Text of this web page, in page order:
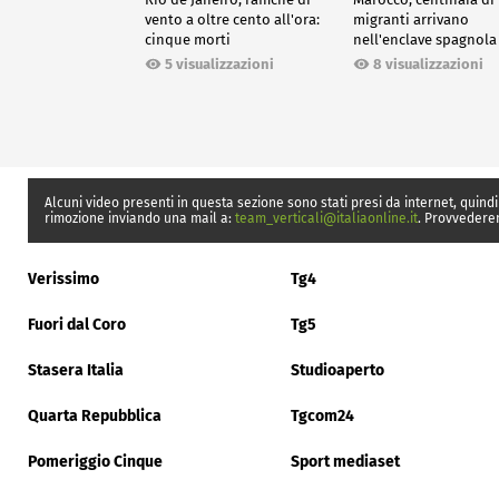
vento a oltre cento all'ora:
cinque morti
5 visualizzazioni
migranti arrivano
nell'enclave
Ceuta8 visualizzazioni
Alcuni video presenti in questa sezione sono stati presi da internet,
rimozione inviando una mail a: team_verticali@italiaonline.it.
Verissimo Tg4
Fuori dal Coro Tg5
Stasera Italia Studioaperto
Quarta Repubblica Tgcom24
Pomeriggio Cinque Sport mediaset